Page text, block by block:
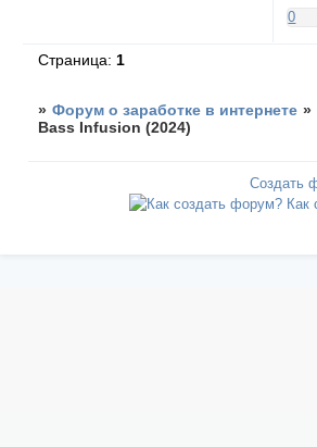
0
Страница: 1
» Форум о заработке в интернете »
Bass Infusion (2024)
Создать